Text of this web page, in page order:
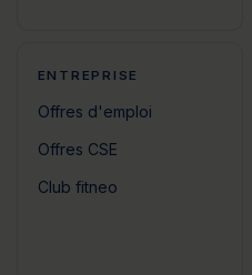
ENTREPRISE
Offres d'emploi
Offres CSE
Club fitneo